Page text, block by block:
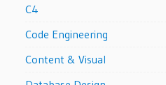
C4
Code Engineering
Content & Visual